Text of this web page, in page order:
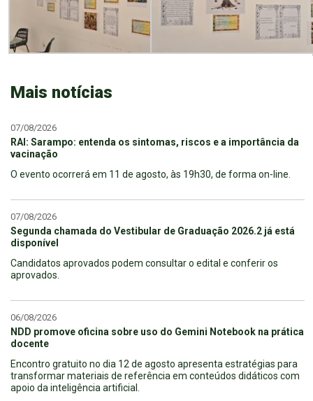
Mais notícias
07/08/2026
RAI: Sarampo: entenda os sintomas, riscos e a importância da
vacinação
O evento ocorrerá em 11 de agosto, às 19h30, de forma on-line.
07/08/2026
Segunda chamada do Vestibular de Graduação 2026.2 já está
disponível
Candidatos aprovados podem consultar o edital e conferir os
aprovados.
06/08/2026
NDD promove oficina sobre uso do Gemini Notebook na prática
docente
Encontro gratuito no dia 12 de agosto apresenta estratégias para
transformar materiais de referência em conteúdos didáticos com
apoio da inteligência artificial.